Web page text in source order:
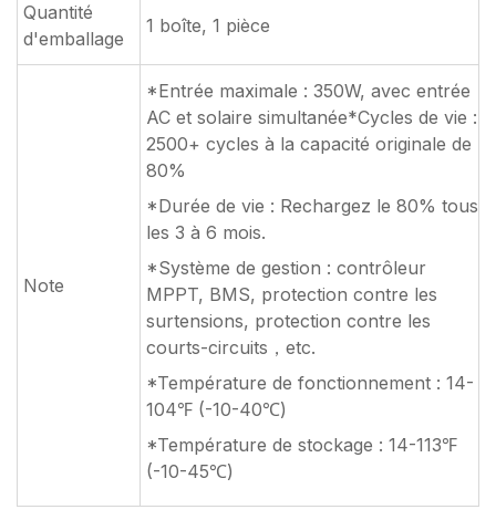
Quantité
d'emballage
1 boîte, 1 pièce
Note
*Entrée maximale : 350W, avec entrée
AC et solaire simultanée*Cycles de vie :
2500+ cycles à la capacité originale de
80%
*Durée de vie : Rechargez le 80% tous
les 3 à 6 mois.
*Système de gestion : contrôleur
MPPT, BMS, protection contre les
surtensions, protection contre les
courts-circuits，etc.
*Température de fonctionnement : 14-
104℉ (-10-40℃)
*Température de stockage : 14-113℉
(-10-45℃)